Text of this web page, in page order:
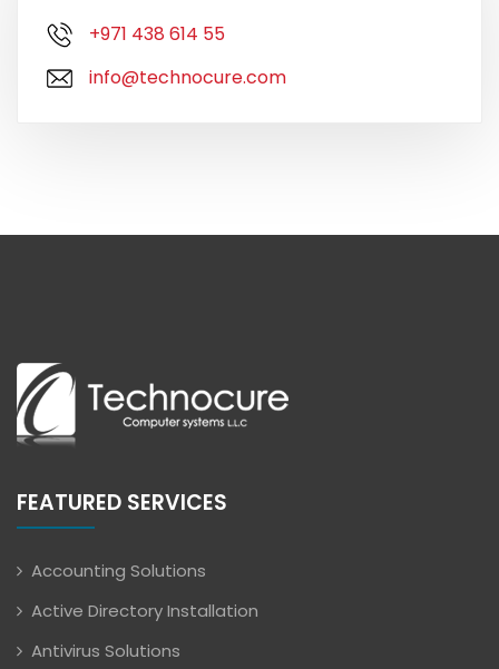
+971 438 614 55
info@technocure.com
FEATURED SERVICES
Accounting Solutions
Active Directory Installation
Antivirus Solutions